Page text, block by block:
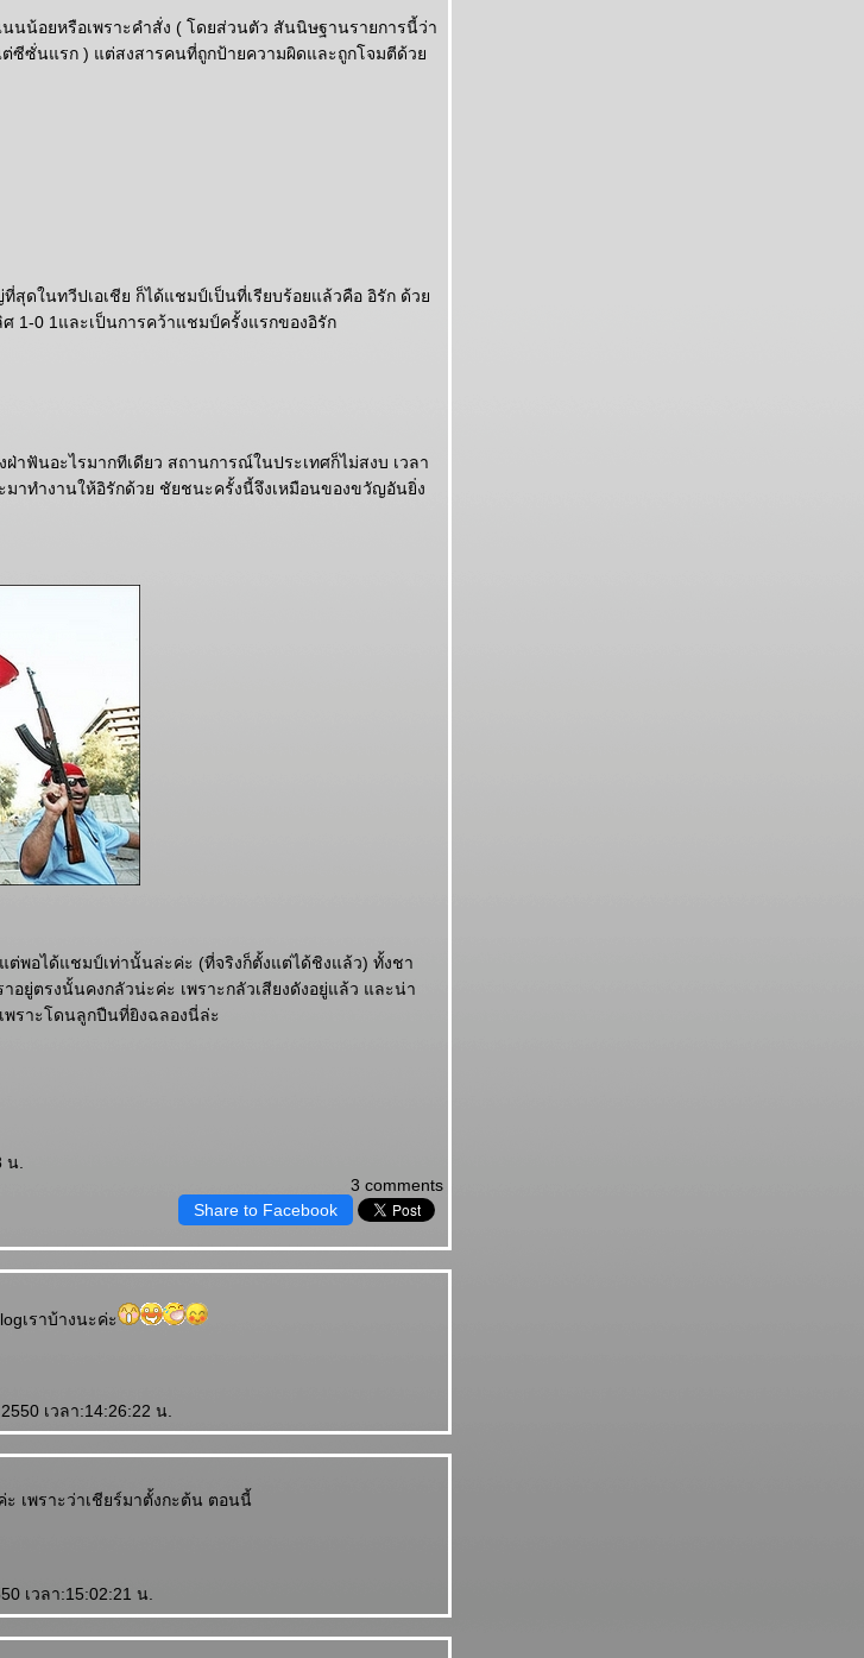
นนน้อยหรือเพราะคำสั่ง ( โดยส่วนตัว สันนิษฐานรายการนี้ว่า
ต่ซีซั่นแรก ) แต่สงสารคนที่ถูกป้ายความผิดและถูกโจมตีด้ว
สุดในทวีปเอเชีย ก็ได้แชมป์เป็นที่เรียบร้อยแล้วคือ อิรัก ด้ว
1-0 1และเป็นการคว้าแชมป์ครั้งแรกของอิรัก
าฟันอะไรมากทีเดียว สถานการณ์ในประเทศก็ไม่สงบ เวลา
มาทำงานให้อิรักด้วย ชัยชนะครั้งนี้จึงเหมือนของขวัญอันยิ่ง
ต่พอได้แชมป์เท่านั้นล่ะค่ะ (ที่จริงก็ตั้งแต่ได้ชิงแล้ว) ทั้งชา
อยู่ตรงนั้นคงกลัวน่ะค่ะ เพราะกลัวเสียงดังอยู่แล้ว และน่า
พราะโดนลูกปืนที่ยิงฉลองนี่ล่ะ
น.
3 comments
Share to Facebook
เราบ้างนะค่ะ
เวลา:14:26:22 น.
เพราะว่าเชียร์มาตั้งกะต้น ตอนนี้
เวลา:15:02:21 น.